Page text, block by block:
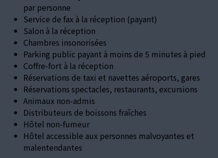
par personne
Service de fax à la réception (payant)
Salon à la réception
Chambres insonorisées
Parking public payant à moins de 5 minutes à pied
Coffre-fort à la réception
Réservations de taxi et navettes aéroports, gares
Réservations spectacles, restaurants, excursions
Animaux non-admis
Distributeurs de boissons fraîches
Hôtel non-fumeur
Hôtel accessible aux personnes malvoyantes et
malentendantes